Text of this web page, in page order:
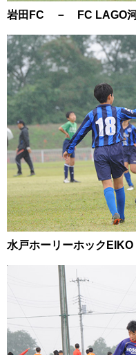
岩田FC － FC LAGO
水戸ホーリーホック